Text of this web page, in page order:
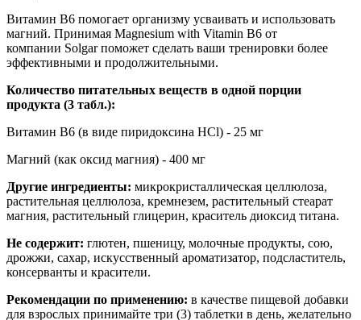
Витамин B6 помогает организму усваивать и использовать
магний. Принимая Magnesium with Vitamin B6 от
компании Solgar поможет сделать ваши тренировки более
эффективными и продолжительными.
Количество питательных веществ в одной порции
продукта (3 табл.):
Витамин В6 (в виде пиридоксина HCl) - 25 мг
Магний (как оксид магния) - 400 мг
Другие ингредиенты: микрокристаллическая целлюлоза,
растительная целлюлоза, кремнезем, растительный стеарат
магния, растительный глицерин, краситель диоксид титана.
Не содержит: глютен, пшеницу, молочные продукты, сою,
дрожжи, сахар, искусственный ароматизатор, подсластитель,
консерванты и красители.
Рекомендации по применению: в качестве пищевой добавки
для взрослых принимайте три (3) таблетки в день, желательно